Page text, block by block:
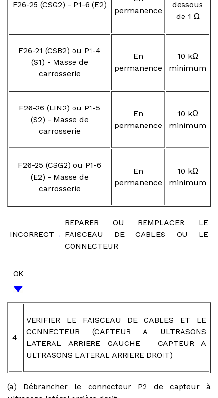
F26-25 (CSG2) - P1-6 (E2)
permanence
dessous
de 1 Ω
F26-21 (CSB2) ou P1-4
(S1) - Masse de
carrosserie
En
permanence
10 kΩ
minimum
F26-26 (LIN2) ou P1-5
(S2) - Masse de
carrosserie
En
permanence
10 kΩ
minimum
F26-25 (CSG2) ou P1-6
(E2) - Masse de
carrosserie
En
permanence
10 kΩ
minimum
INCORRECT
REPARER OU REMPLACER LE
FAISCEAU DE CABLES OU LE
CONNECTEUR
OK
4.
VERIFIER LE FAISCEAU DE CABLES ET LE
CONNECTEUR (CAPTEUR A ULTRASONS
LATERAL ARRIERE GAUCHE - CAPTEUR A
ULTRASONS LATERAL ARRIERE DROIT)
(a) Débrancher le connecteur P2 de capteur à